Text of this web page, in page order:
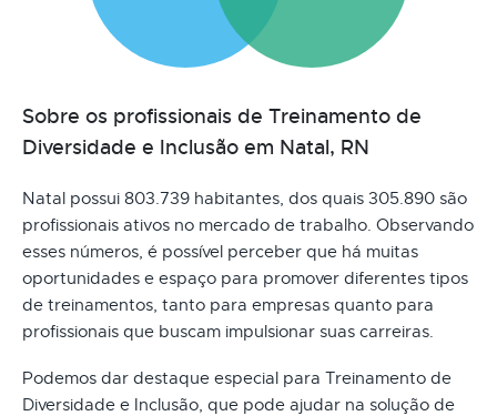
Sobre os profissionais de Treinamento de
Diversidade e Inclusão em Natal, RN
Natal possui 803.739 habitantes, dos quais 305.890 são
profissionais ativos no mercado de trabalho. Observando
esses números, é possível perceber que há muitas
oportunidades e espaço para promover diferentes tipos
de treinamentos, tanto para empresas quanto para
profissionais que buscam impulsionar suas carreiras.
Podemos dar destaque especial para Treinamento de
Diversidade e Inclusão, que pode ajudar na solução de